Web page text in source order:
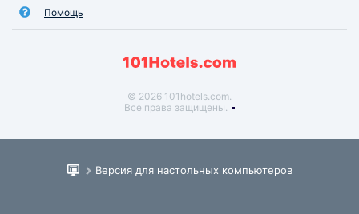
Помощь
© 2026 101hotels.com.
Все права защищены.
Версия для настольных компьютеров